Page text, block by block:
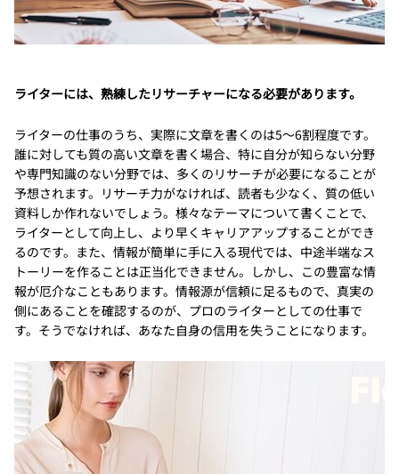
ライターには、熟練したリサーチャーになる必要があります。
ライターの仕事のうち、実際に文章を書くのは5～6割程度です。
誰に対しても質の高い文章を書く場合、特に自分が知らない分野
や専門知識のない分野では、多くのリサーチが必要になることが
予想されます。リサーチ力がなければ、読者も少なく、質の低い
資料しか作れないでしょう。様々なテーマについて書くことで、
ライターとして向上し、より早くキャリアアップすることができ
るのです。また、情報が簡単に手に入る現代では、中途半端なス
トーリーを作ることは正当化できません。しかし、この豊富な情
報が厄介なこともあります。情報源が信頼に足るもので、真実の
側にあることを確認するのが、プロのライターとしての仕事で
す。そうでなければ、あなた自身の信用を失うことになります。